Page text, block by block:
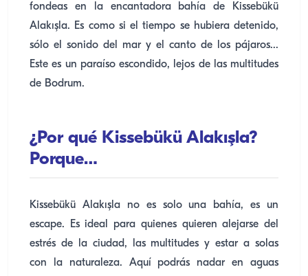
fondeas en la encantadora bahía de Kissebükü
Alakışla. Es como si el tiempo se hubiera detenido,
sólo el sonido del mar y el canto de los pájaros...
Este es un paraíso escondido, lejos de las multitudes
de Bodrum.
¿Por qué Kissebükü Alakışla?
Porque…
Kissebükü Alakışla no es solo una bahía, es un
escape. Es ideal para quienes quieren alejarse del
estrés de la ciudad, las multitudes y estar a solas
con la naturaleza. Aquí podrás nadar en aguas